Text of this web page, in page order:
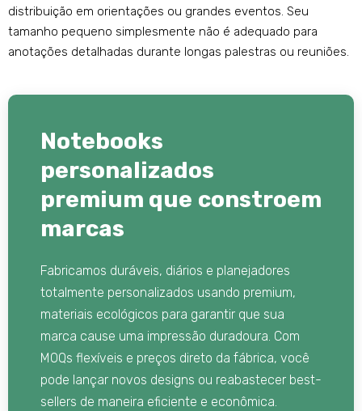
distribuição em orientações ou grandes eventos. Seu
tamanho pequeno simplesmente não é adequado para
anotações detalhadas durante longas palestras ou reuniões.
Notebooks
personalizados
premium que constroem
marcas
Fabricamos duráveis, diários e planejadores
totalmente personalizados usando premium,
materiais ecológicos para garantir que sua
marca cause uma impressão duradoura. Com
MOQs flexíveis e preços direto da fábrica, você
pode lançar novos designs ou reabastecer best-
sellers de maneira eficiente e econômica.